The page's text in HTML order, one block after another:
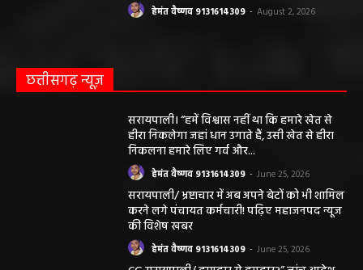
हेमंत वैष्णव 9131614309 - August 2, 2026
छत्तीसगढ़ न्यूज़
सरायपाली। “हमें विश्वास नहीं था कि हमारे खेत से
हीरा निकलेगा जहां धान उगाते हैं, उसी खेत से हीरा
निकलना हमारे लिए गर्व और...
हेमंत वैष्णव 9131614309 - June 25, 2026
सरायपाली/ भ्रष्टाचार में अब अपने बेटों को भी शामिल
करने लगे पंचायत कर्मचारी! पढ़िए महाजनपद न्यूज
की विशेष खबर
हेमंत वैष्णव 9131614309 - June 25, 2026